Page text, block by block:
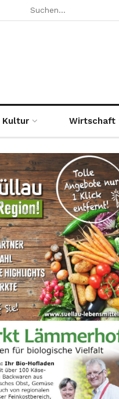
Kultur Wirtschaft